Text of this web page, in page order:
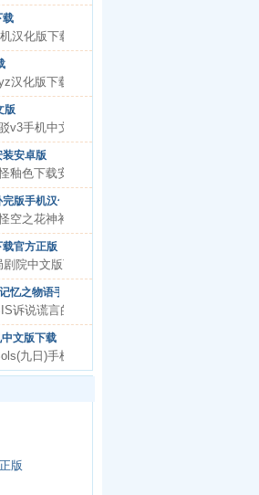
载
汉化版下载
汉化版下载
版
v3手机中文版
装安卓版
釉色下载安装安卓版
版手机汉化版
空之花神补完版手机汉化版
官方正版
院中文版下载官方正版
忆之物语手机中文版
诉说谎言的记忆之物语手机中文版
文版下载
九日)手机中文版下载
版